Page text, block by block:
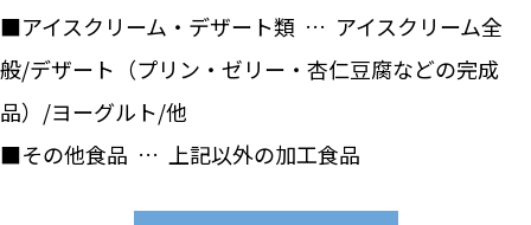
■アイスクリーム・デザート類 … アイスクリーム全
般/デザート（プリン・ゼリー・杏仁豆腐などの完成
品）/ヨーグルト/他
■その他食品 … 上記以外の加工食品